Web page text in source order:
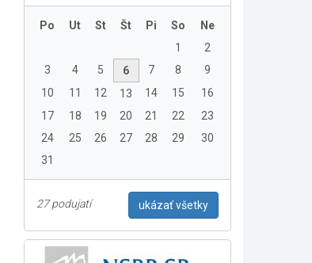
Po Ut St Št Pi So
Ne
1
2
3
4 5 6 7 8
9
10
11 12 13 14 15
16
17
18 19 20 21 22
23
24
25 26 27 28 29
30
31
27 podujatí ukázať všetky